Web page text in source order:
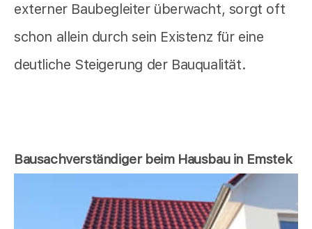
externer Baubegleiter überwacht, sorgt oft
schon allein durch sein Existenz für eine
deutliche Steigerung der Bauqualität.
Bausachverständiger beim Hausbau in Emstek